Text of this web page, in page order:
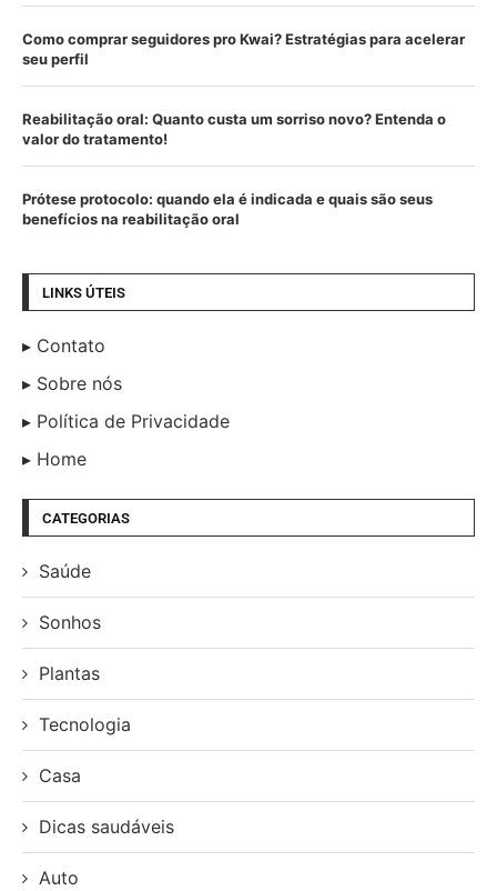
Como comprar seguidores pro Kwai? Estratégias para acelerar
seu perfil
Reabilitação oral: Quanto custa um sorriso novo? Entenda o
valor do tratamento!
Prótese protocolo: quando ela é indicada e quais são seus
benefícios na reabilitação oral
LINKS ÚTEIS
Contato
Sobre nós
Política de Privacidade
Home
CATEGORIAS
Saúde
Sonhos
Plantas
Tecnologia
Casa
Dicas saudáveis
Auto